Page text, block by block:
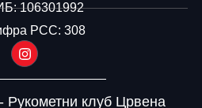
106301992
РСС: 308
Рукометни клуб Црвена